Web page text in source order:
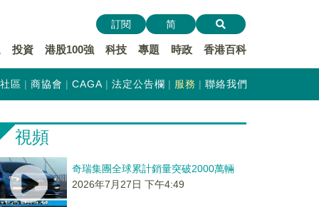
投資 港股100強 科技 專題 時政 香港百科
訂閱 简
社區 商協會 CAGA 法定公告欄 服務 聯絡我們
視頻
奇瑞集團全球累計銷量突破2000萬輛
2026年7月27日 下午4:49